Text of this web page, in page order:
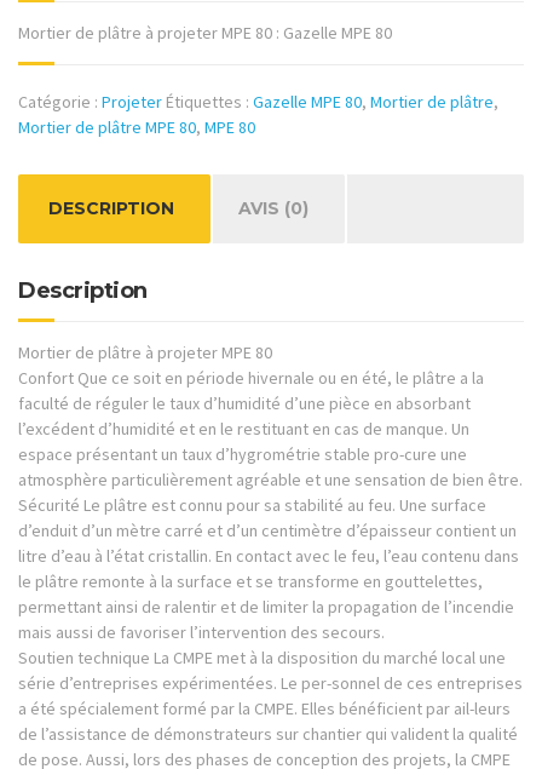
Mortier de plâtre à projeter MPE 80 : Gazelle MPE 80
Catégorie : Projeter Étiquettes : Gazelle MPE 80, Mortier de plâtre,
Mortier de plâtre MPE 80, MPE 80
DESCRIPTION AVIS (0)
Description
Mortier de plâtre à projeter MPE 80
Confort Que ce soit en période hivernale ou en été, le plâtre a la
faculté de réguler le taux d’humidité d’une pièce en absorbant
l’excédent d’humidité et en le restituant en cas de manque. Un
espace présentant un taux d’hygrométrie stable pro-cure une
atmosphère particulièrement agréable et une sensation de bien être.
Sécurité Le plâtre est connu pour sa stabilité au feu. Une surface
d’enduit d’un mètre carré et d’un centimètre d’épaisseur contient un
litre d’eau à l’état cristallin. En contact avec le feu, l’eau contenu dans
le plâtre remonte à la surface et se transforme en gouttelettes,
permettant ainsi de ralentir et de limiter la propagation de l’incendie
mais aussi de favoriser l’intervention des secours.
Soutien technique La CMPE met à la disposition du marché local une
série d’entreprises expérimentées. Le per-sonnel de ces entreprises
a été spécialement formé par la CMPE. Elles bénéficient par ail-leurs
de l’assistance de démonstrateurs sur chantier qui valident la qualité
de pose. Aussi, lors des phases de conception des projets, la CMPE